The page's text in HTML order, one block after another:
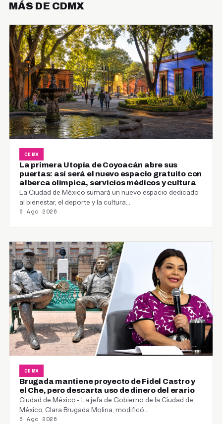
MÁS DE CDMX
CDMX
La primera Utopía de Coyoacán abre sus
puertas: así será el nuevo espacio gratuito con
alberca olímpica, servicios médicos y cultura
La Ciudad de México sumará un nuevo espacio dedicado
al bienestar, el deporte y la cultura…
6 Ago 2026
CDMX
Brugada mantiene proyecto de Fidel Castro y
el Che, pero descarta uso de dinero del erario
Ciudad de México.- La jefa de Gobierno de la Ciudad de
México, Clara Brugada Molina, modificó…
6 Ago 2026